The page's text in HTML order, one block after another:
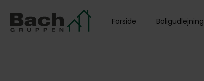
Forside Boligudlejning